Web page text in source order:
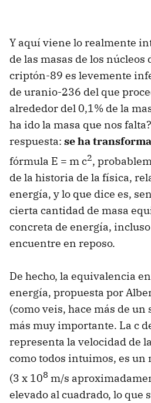
Y aquí viene lo realmente
de las masas de los
criptón-89 es levemente
de uranio-236 del que
alrededor del 0,1% de la
ha ido la masa que nos
respuesta: se ha
fórmula E = m c2,
de la historia de la física,
energía, y lo que dice es,
cierta cantidad de masa
concreta de energía,
encuentre en reposo.
De hecho, la equivalencia
energía, propuesta por
(como veis, hace más de un
más muy importante. La c
representa la velocidad de
como todos intuimos, es
(3 x 108 m/s
elevado al cuadrado, lo que